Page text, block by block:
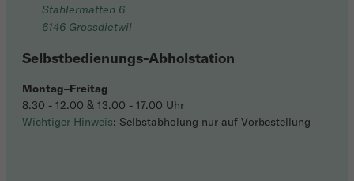
Stahlermatten 6
6146 Grossdietwil
Selbstbedienungs-Abholstation
Montag–Freitag
8.30 - 12.00 & 13.00 - 17.00 Uhr
Wichtiger Hinweis: Selbstabholung nur auf Vorbestellung